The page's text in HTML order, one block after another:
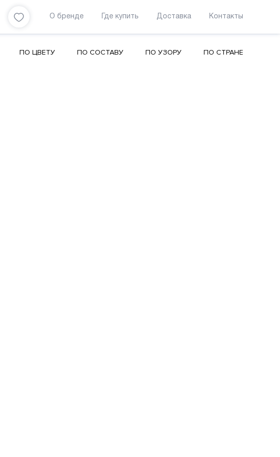
О бренде Где купить Доставка Контакты
ПО ЦВЕТУ ПО СОСТАВУ ПО УЗОРУ ПО СТРАНЕ